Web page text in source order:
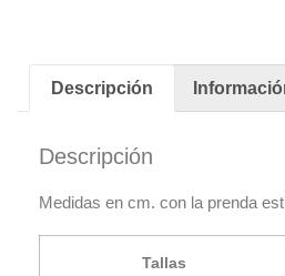
Descripción
Descripción
Medidas en cm. con la prenda
Tallas